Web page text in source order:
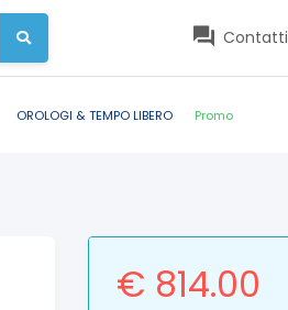
Contatti
OROLOGI & TEMPO LIBERO Promo
€ 814.00